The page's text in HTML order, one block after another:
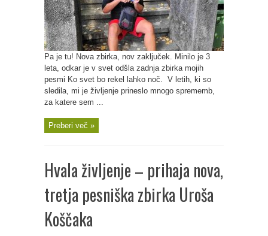
Pa je tu! Nova zbirka, nov zaključek. Minilo je 3
leta, odkar je v svet odšla zadnja zbirka mojih
pesmi Ko svet bo rekel lahko noč. V letih, ki so
sledila, mi je življenje prineslo mnogo sprememb,
za katere sem ...
Preberi več »
Hvala življenje – prihaja nova,
tretja pesniška zbirka Uroša
Koščaka